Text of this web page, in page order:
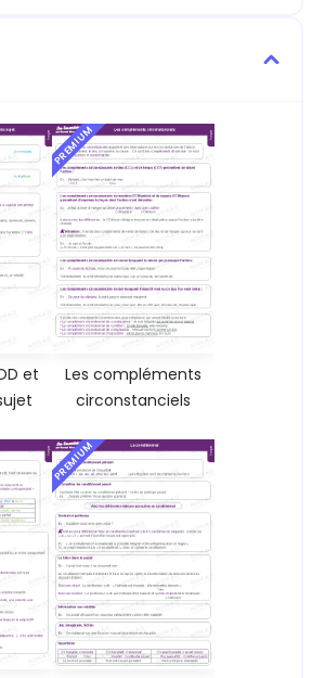
et
PREMIUM
Les compléments
circonstanciels
PREMIUM